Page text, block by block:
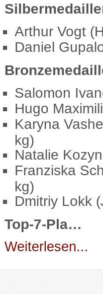
Arthur Vogt
Daniel
Salomon
Hugo
Karyna
kg)
Natalie
Franziska
kg)
Dmitriy Lokk
Top-7-Pla…
Weiterlesen...